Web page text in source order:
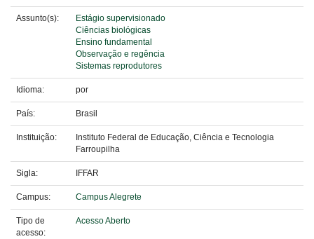
Assunto(s):
Estágio supervisionado
Ciências biológicas
Ensino fundamental
Observação e regência
Sistemas reprodutores
Idioma: por
País: Brasil
Instituição:
Instituto Federal de Educação, Ciência e Tecnologia
Farroupilha
Sigla: IFFAR
Campus: Campus Alegrete
Tipo de
acesso:
Acesso Aberto